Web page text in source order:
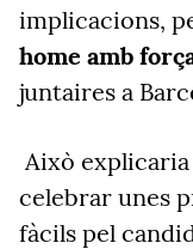
implicacions,
home amb
juntaires a
Això explicaria
celebrar unes
fàcils pel